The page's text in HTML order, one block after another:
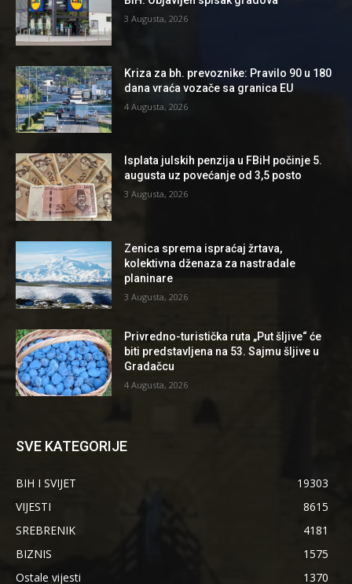
3 Augusta, 2026
Kriza za bh. prevoznike: Pravilo 90 u 180
dana vraća vozače sa granica EU
4 Augusta, 2026
Isplata julskih penzija u FBiH počinje 5.
augusta uz povećanje od 3,5 posto
3 Augusta, 2026
Zenica sprema ispraćaj žrtava,
kolektivna dženaza za nastradale
planinare
3 Augusta, 2026
Privredno-turistička ruta „Put šljive“ će
biti predstavljena na 53. Sajmu šljive u
Gradačcu
4 Augusta, 2026
SVE KATEGORIJE
BIH I SVIJET
19303
VIJESTI
8615
SREBRENIK
4181
BIZNIS
1575
Ostale vijesti
1370